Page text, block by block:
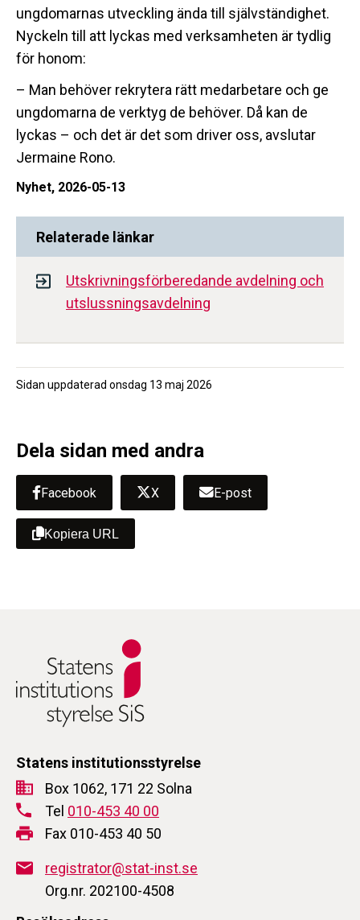
ungdomarnas utveckling ända till självständighet.
Nyckeln till att lyckas med verksamheten är tydlig
för honom:
– Man behöver rekrytera rätt medarbetare och ge
ungdomarna de verktyg de behöver. Då kan de
lyckas – och det är det som driver oss, avslutar
Jermaine Rono.
Nyhet, 2026-05-13
Relaterade länkar
Utskrivningsförberedande avdelning och
utslussningsavdelning
Sidan uppdaterad onsdag 13 maj 2026
Dela sidan med andra
Facebook X E-post
Kopiera URL
Statens institutionsstyrelse
Box 1062, 171 22 Solna
Tel 010-453 40 00
Fax 010-453 40 50
registrator@stat-inst.se
Org.nr. 202100-4508